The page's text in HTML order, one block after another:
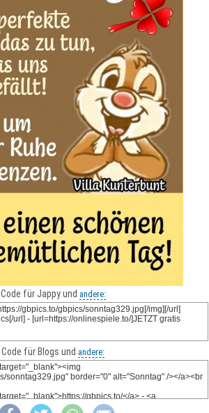
Code für Jappy und andere:
Code für Blogs und andere: